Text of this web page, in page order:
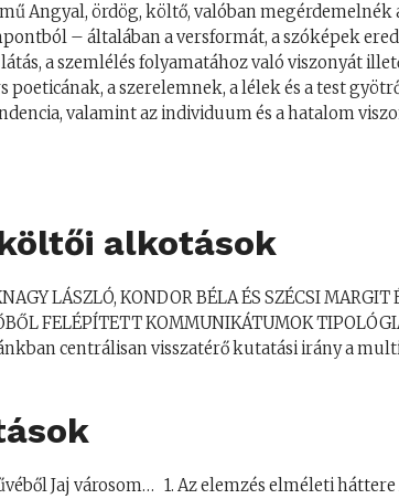
Angyal, ördög, költő, valóban
– általában a versformát, a szóképek
a szemlélés folyamatához való viszonyát
poeticának, a szerelemnek, a lélek és a test
valamint az individuum és a hatalom
alkotások
LÁSZLÓ, KONDOR BÉLA ÉS SZÉCSI MARGIT
FELÉPÍTETT KOMMUNIKÁTUMOK
centrálisan visszatérő kutatási irány a
Jaj városom… 1. Az elemzés elméleti háttere